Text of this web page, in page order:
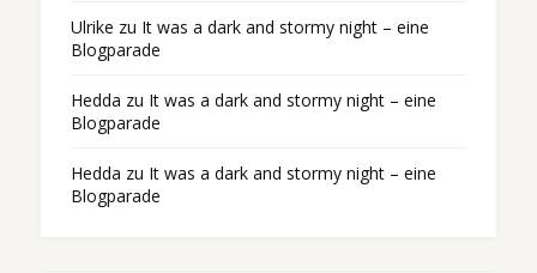
Ulrike zu It was a dark and stormy night – eine
Blogparade
Hedda zu It was a dark and stormy night – eine
Blogparade
Hedda zu It was a dark and stormy night – eine
Blogparade